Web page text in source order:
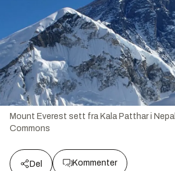
Mount Everest sett fra Kala Patthar i Nepal.
Commons
Del Kommenter